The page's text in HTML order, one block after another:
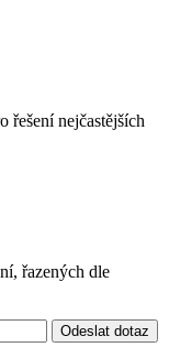
řešení nejčastějších
řazených dle
Odeslat dotaz